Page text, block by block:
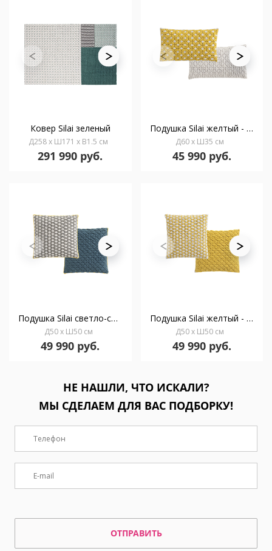
Ковер Silai зеленый
Д258 x Ш171 x В1.5 см
291 990 руб.
Подушка Silai желтый - белый 60x35
Д60 x Ш35 см
45 990 руб.
Подушка Silai светло-серый - синий 50x50
Д50 x Ш50 см
49 990 руб.
Подушка Silai желтый - желтый 50x50
Д50 x Ш50 см
49 990 руб.
НЕ НАШЛИ, ЧТО ИСКАЛИ?
МЫ СДЕЛАЕМ ДЛЯ ВАС ПОДБОРКУ!
ОТПРАВИТЬ